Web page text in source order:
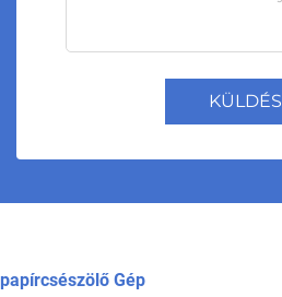
KÜLDÉS
papírcsészölő Gép